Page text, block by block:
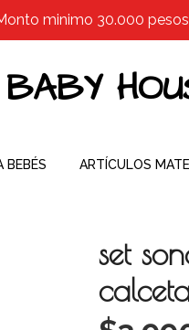
minimo 30.000
BEBÉS ARTÍCULOS
set